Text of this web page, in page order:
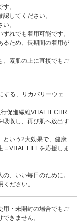
。
認してください。
。
ずれでも着用可能です。
るため、長期間の着用が
、素肌の上に直接でもご
する、リカバリーウェ
促進繊維VITALTECHR
吸収し、再び肌へ放出す
という2大効果で、健康
VITAL LIFEを応援しま
、いい毎日のために。
ださい。
・未開封の場合でもご
きません。